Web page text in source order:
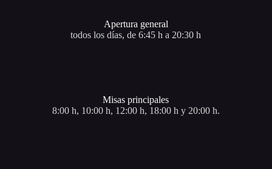
Apertura general
todos los días, de 6:45 h a 20:30 h
Misas principales
8:00 h, 10:00 h, 12:00 h, 18:00 h y 20:00 h.